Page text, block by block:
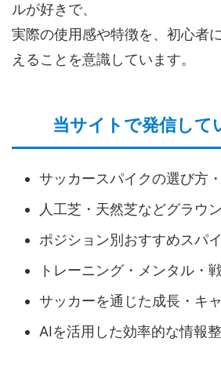
ルが好きで、
実際の使用感や特徴を、初心者
えることを意識しています。
当サイトで発信して
サッカースパイクの選び方
人工芝・天然芝などグラウ
ポジション別おすすめスパ
トレーニング・メンタル・
サッカーを通じた成長・キ
AIを活用した効率的な情報